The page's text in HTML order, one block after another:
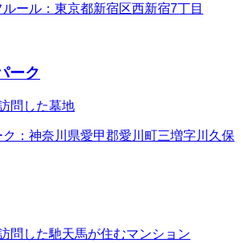
ール：東京都新宿区西新宿7丁目
ーク
問した墓地
：神奈川県愛甲郡愛川町三増字川久保
問した馳天馬が住むマンション